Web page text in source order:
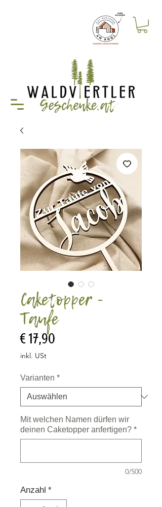
Caketopper -
Taufe
€ 17,90
inkl. USt
Varianten *
Mit welchen Namen dürfen wir
deinen Caketopper anfertigen? *
0/500
Anzahl *